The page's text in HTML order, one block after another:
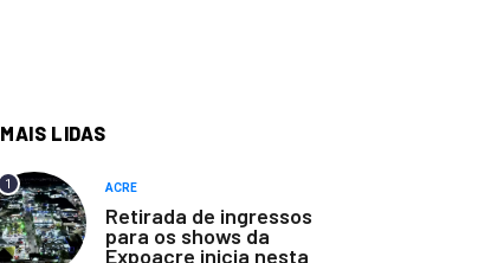
MAIS LIDAS
1 ACRE
Retirada de ingressos
para os shows da
Expoacre inicia nesta